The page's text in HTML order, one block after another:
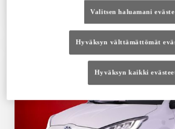
VertaileValitsen haluamani
Hyväksyn välttämättömät
Hyväksyn kaikki